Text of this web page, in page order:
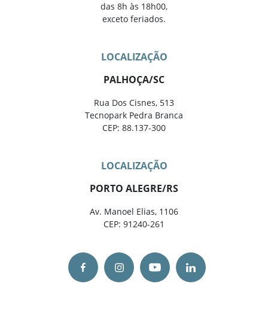
das 8h às 18h00,
exceto feriados.
LOCALIZAÇÃO
PALHOÇA/SC
Rua Dos Cisnes, 513
Tecnopark Pedra Branca
CEP: 88.137-300
LOCALIZAÇÃO
PORTO ALEGRE/RS
Av. Manoel Elias, 1106
CEP: 91240-261